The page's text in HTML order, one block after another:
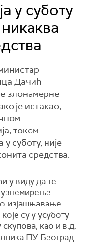
у суботу
Дачић
злонамерне
је истакао,
током
суботу, није
средства.
у виду да те
узнемирење
изјашњавање
су у усуботу
као и в.д.
ПУ Београд.